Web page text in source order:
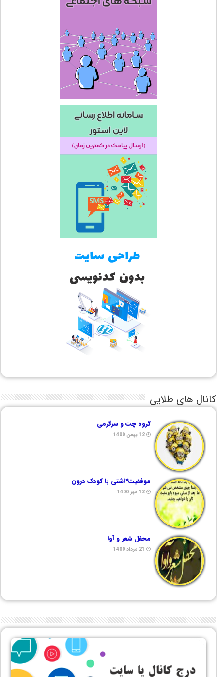
کانال های طلایی
گروه چت و سرگرمی
12 بهمن 1400
موفقیت*آشتی با کودک درون
12 مهر 1400
محفل شعر و آوا
21 مرداد 1400